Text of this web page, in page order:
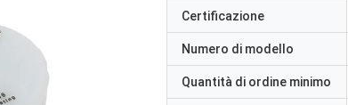
Certificazione
Numero di modello
Quantità di ordine minimo